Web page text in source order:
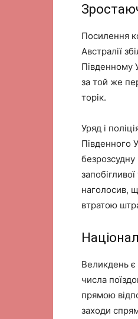
Посилення
Австралії
Південному
за той же
торік.
Уряд і
Південного
наголосив,
втратою
Великдень
числа
прямою
заходи